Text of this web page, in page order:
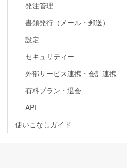
発注管理
書類発行（メール・郵送）
設定
セキュリティー
外部サービス連携・会計連携
有料プラン・退会
API
使いこなしガイド